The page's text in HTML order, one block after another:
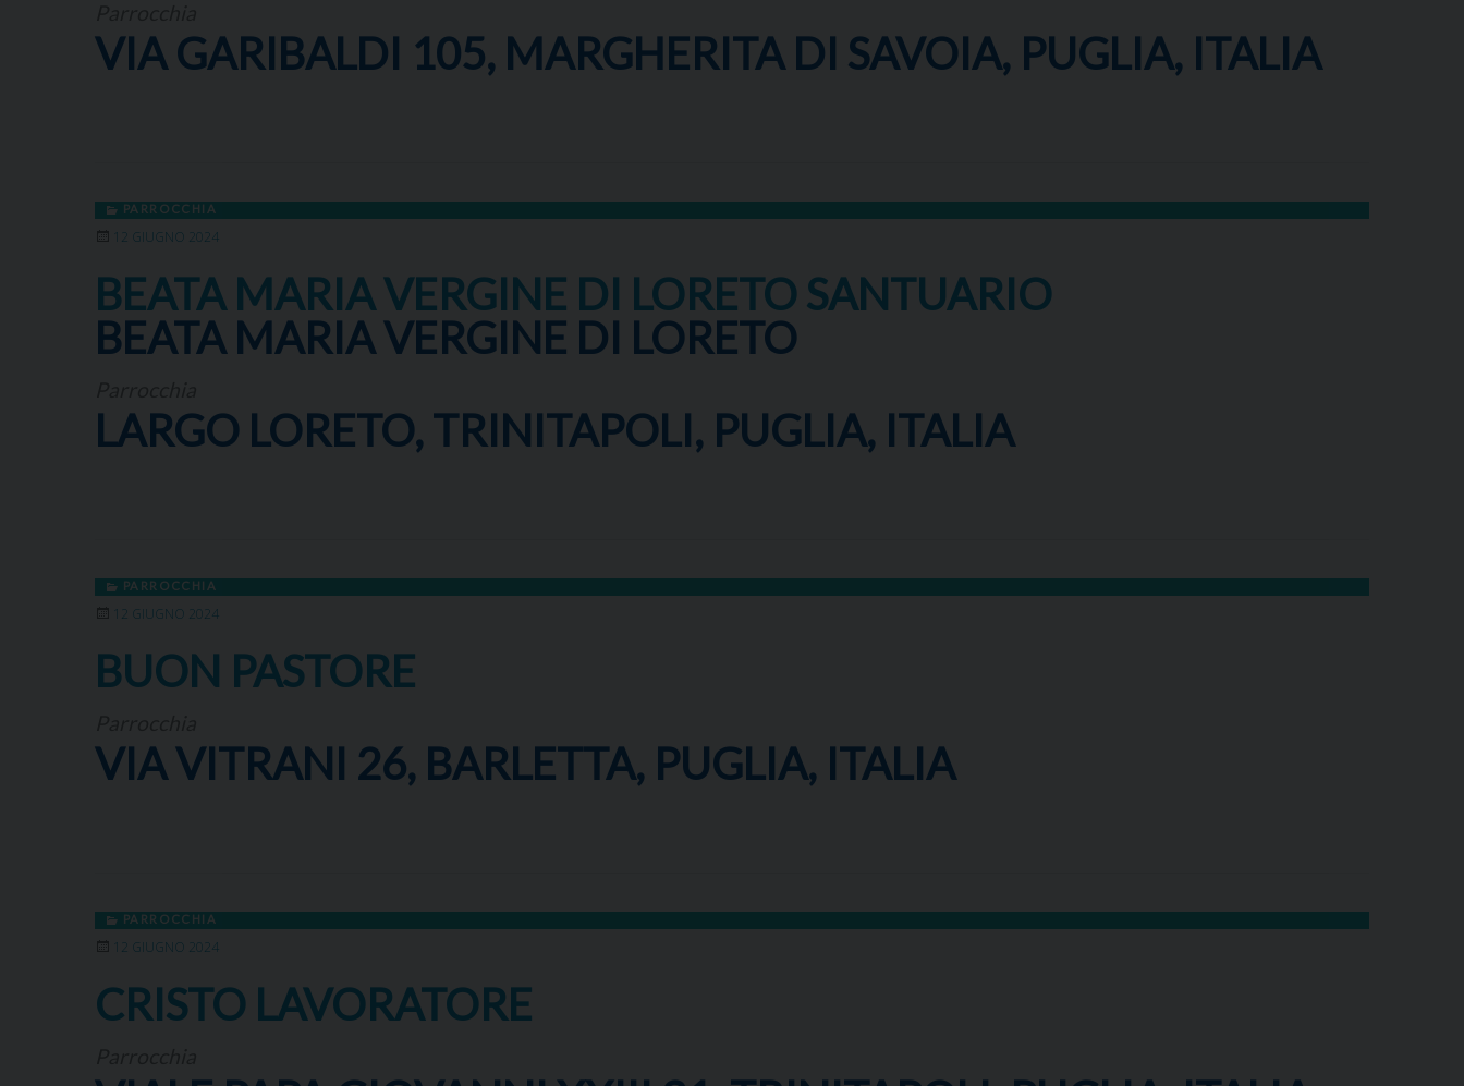
VIA GARIBALDI 105, MARGHERITA DI SAVOIA, PUGLIA, ITALIA
PARROCCHIA
12 GIUGNO 2024
BEATA MARIA VERGINE DI LORETO SANTUARIO
BEATA MARIA VERGINE DI LORETO
LARGO LORETO, TRINITAPOLI, PUGLIA, ITALIA
PARROCCHIA
12 GIUGNO 2024
BUON PASTORE
VIA VITRANI 26, BARLETTA, PUGLIA, ITALIA
PARROCCHIA
12 GIUGNO 2024
CRISTO LAVORATORE